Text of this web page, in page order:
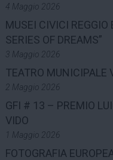
4 Maggio 2026
MUSEI CIVICI REGGIO
SERIES OF DREAMS”
3 Maggio 2026
TEATRO MUNICIPALE
2 Maggio 2026
GFI # 13 – PREMIO
VIDO
1 Maggio 2026
FOTOGRAFIA